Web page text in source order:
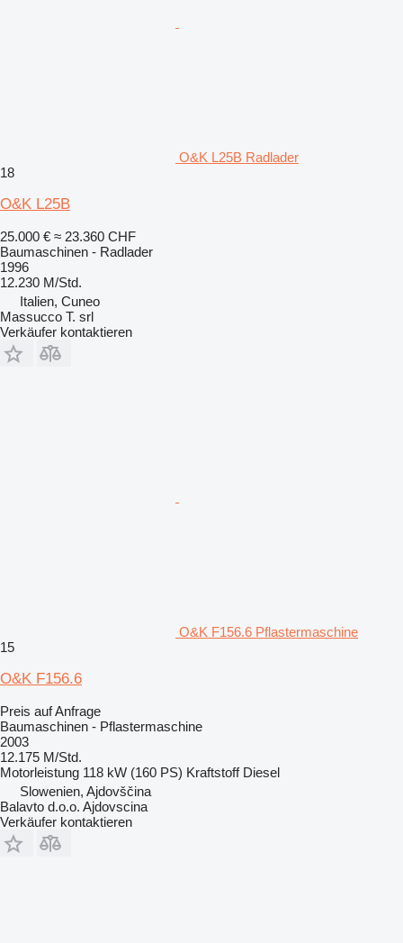
O&K L25B Radlader
18
O&K L25B
25.000 € ≈ 23.360 CHF
Baumaschinen - Radlader
1996
12.230 M/Std.
Italien, Cuneo
Massucco T. srl
Verkäufer kontaktieren
O&K F156.6 Pflastermaschine
15
O&K F156.6
Preis auf Anfrage
Baumaschinen - Pflastermaschine
2003
12.175 M/Std.
Motorleistung 118 kW (160 PS) Kraftstoff Diesel
Slowenien, Ajdovščina
Balavto d.o.o. Ajdovscina
Verkäufer kontaktieren